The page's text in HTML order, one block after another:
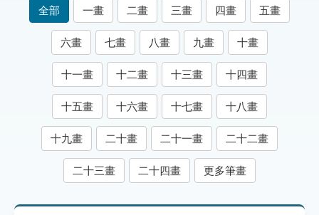
索引選單
知識索引
單字索引
生命大百科索引
遊戲專區
貓頭鷹博士
全部 一畫 二畫 三畫 四畫 五畫
六畫 七畫 八畫 九畫 十畫
十一畫 十二畫 十三畫 十四畫
十五畫 十六畫 十七畫 十八畫
十九畫 二十畫 二十一畫 二十二畫
二十三畫 二十四畫 更多筆畫